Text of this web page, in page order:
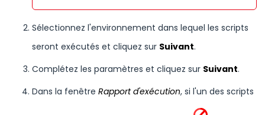
Sélectionnez l'environnement dans lequel les scripts
seront exécutés et cliquez sur Suivant.
Complétez les paramètres et cliquez sur Suivant.
Dans la fenêtre Rapport d'exécution, si l'un des scripts